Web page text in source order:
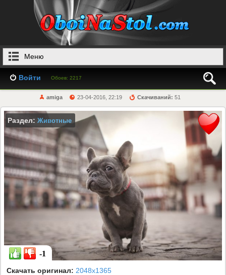
Меню
Войти Обоев: 2217
amiga 23-04-2016, 22:19 Скачиваний: 51
Раздел: Животные
-1
Скачать оригинал: 2048x1365